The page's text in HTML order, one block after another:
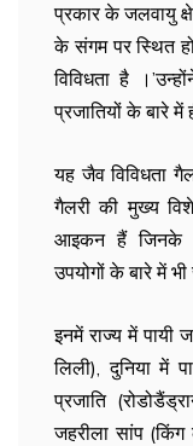
प्रकार के जलवायु
के संगम पर स्थित
विविधता है
प्रजातियों के बारे में
यह जैव विविधता
गैलरी की मुख्य
आइकन हैं जिनके
उपयोगों के बारे में
इनमें राज्य में पायी
लिली), दुनिया में
प्रजाति
जहरीला सांप